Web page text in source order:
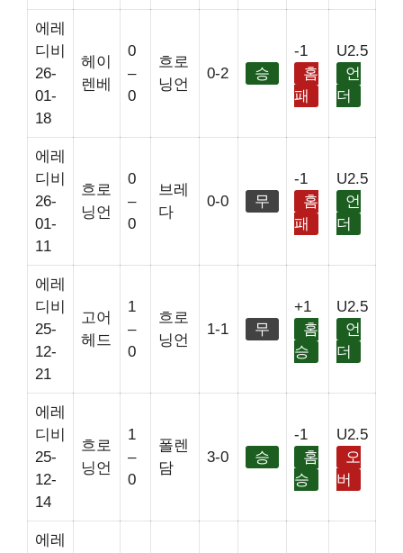
에레
디비
26-
01-
18
헤이
렌베
0
–
0
흐로
닝언
0-2 승
-1
홈
패
U2.5
언
더
에레
디비
26-
01-
11
흐로
닝언
0
–
0
브레
다
0-0 무
-1
홈
패
U2.5
언
더
에레
디비
25-
12-
21
고어
헤드
1
–
0
흐로
닝언
1-1 무
+1
홈
승
U2.5
언
더
에레
디비
25-
12-
14
흐로
닝언
1
–
0
폴렌
담
3-0 승
-1
홈
승
U2.5
오
버
에레